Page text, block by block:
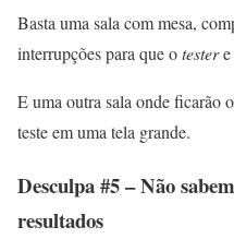
Basta uma sala com mesa,
interrupções para que otestere
E uma outra sala onde ficarão
teste em uma tela grande.
Desculpa #5 – Não
resultados